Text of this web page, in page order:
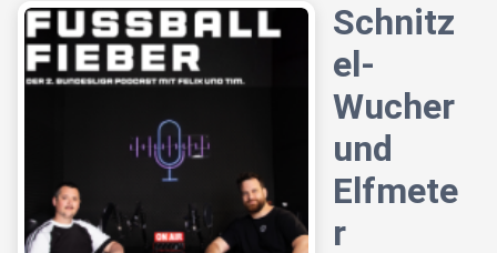
Schnitz
el-
Wucher
und
Elfmete
r